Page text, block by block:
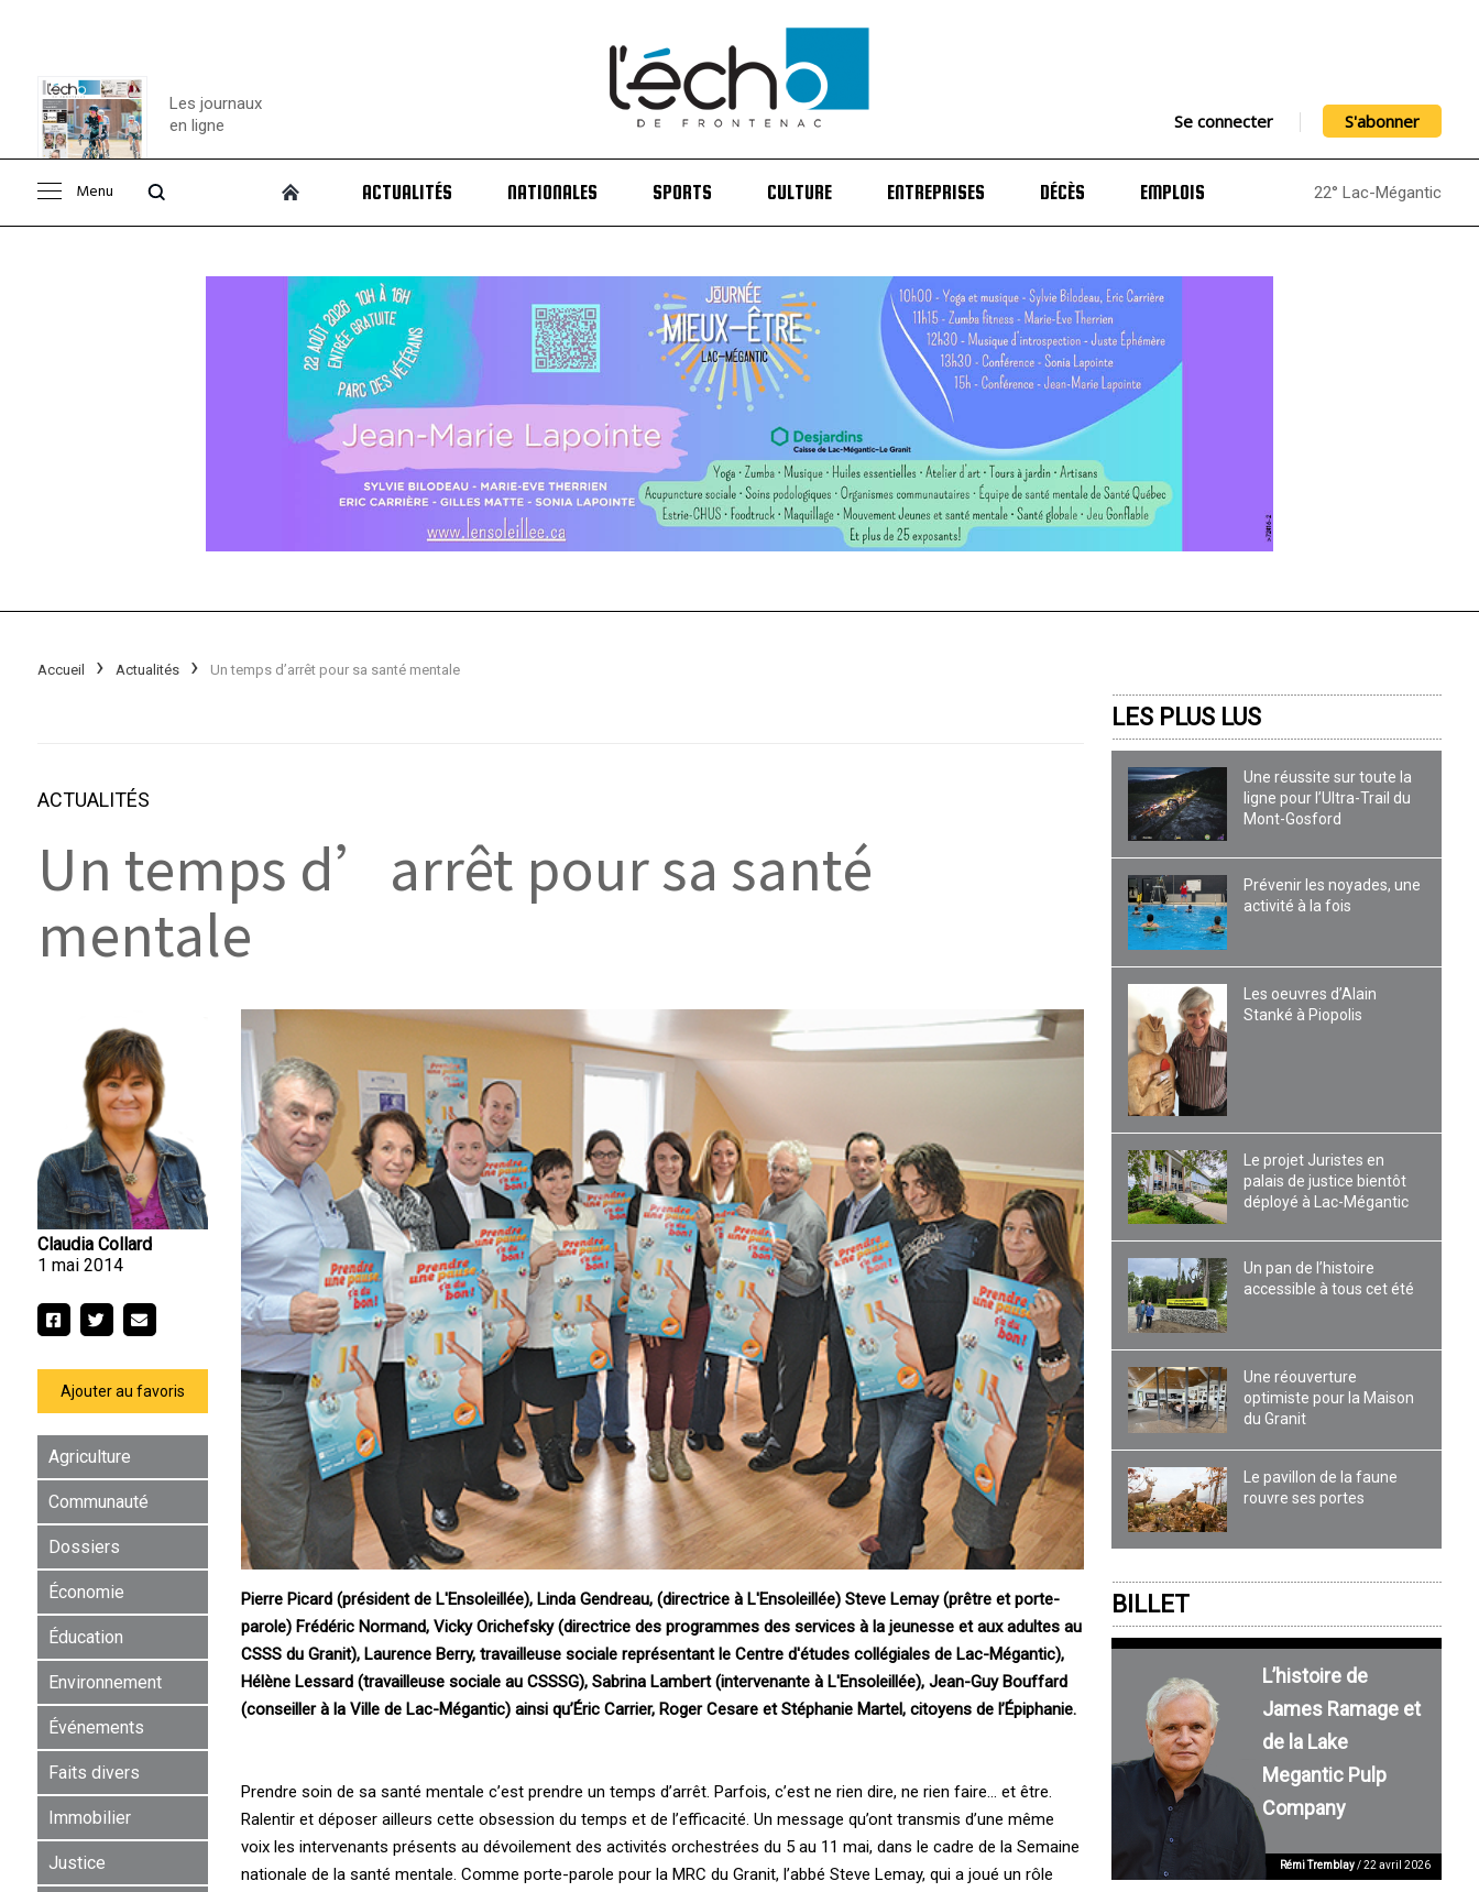
Consulter le
Les journaux
en ligne
Se connecter S'abonner
Menu ACTUALITÉS NATIONALES SPORTS CULTURE ENTREPRISES DÉCÈS EMPLOIS 22° Lac-Mégantic
Accueil Actualités Un temps d’arrêt pour sa santé mentale
ACTUALITÉS
Un temps d’arrêt pour sa santé
mentale
Claudia Collard
1 mai 2014
Ajouter au favoris
Agriculture
Communauté
Dossiers
Économie
Éducation
Environnement
Événements
Faits divers
Immobilier
Justice
Pierre Picard (président de L'Ensoleillée), Linda Gendreau, (directrice à L'Ensoleillée) Steve Lemay (prêtre et porte-
parole) Frédéric Normand, Vicky Orichefsky (directrice des programmes des services à la jeunesse et aux adultes au
CSSS du Granit), Laurence Berry, travailleuse sociale représentant le Centre d'études collégiales de Lac-Mégantic),
Hélène Lessard (travailleuse sociale au CSSSG), Sabrina Lambert (intervenante à L'Ensoleillée), Jean-Guy Bouffard
(conseiller à la Ville de Lac-Mégantic) ainsi qu’Éric Carrier, Roger Cesare et Stéphanie Martel, citoyens de l’Épiphanie.
Prendre soin de sa santé mentale c’est prendre un temps d’arrêt. Parfois, c’est ne rien dire, ne rien faire… et être.
Ralentir et déposer ailleurs cette obsession du temps et de l’efficacité. Un message qu’ont transmis d’une même
voix les intervenants présents au dévoilement des activités orchestrées du 5 au 11 mai, dans le cadre de la Semaine
nationale de la santé mentale. Comme porte-parole pour la MRC du Granit, l’abbé Steve Lemay, qui a joué un rôle
LES PLUS LUS
Une réussite sur toute la
ligne pour l’Ultra-Trail du
Mont-Gosford
Prévenir les noyades, une
activité à la fois
Les oeuvres d’Alain
Stanké à Piopolis
Le projet Juristes en
palais de justice bientôt
déployé à Lac-Mégantic
Un pan de l’histoire
accessible à tous cet été
Une réouverture
optimiste pour la Maison
du Granit
Le pavillon de la faune
rouvre ses portes
BILLET
L’histoire de
James Ramage et
de la Lake
Megantic Pulp
Company
Rémi Tremblay/ 22 avril 2026